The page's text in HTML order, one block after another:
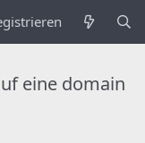
eine domain